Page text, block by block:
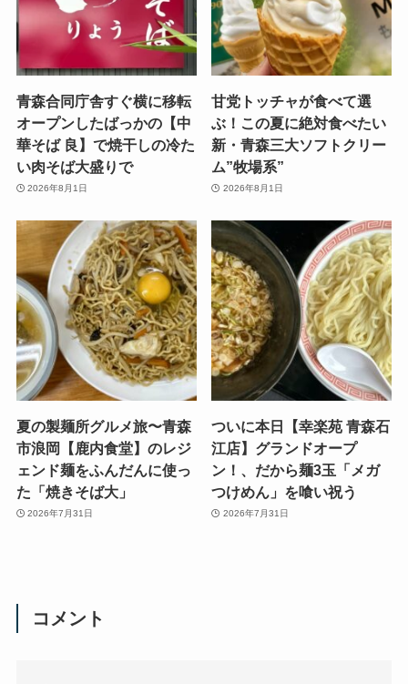
青森合同庁舎すぐ横に移転
オープンしたばっかの【中
華そば 良】で焼干しの冷た
い肉そば大盛りで
2026年8月1日
甘党トッチャが食べて選
ぶ！この夏に絶対食べたい
新・青森三大ソフトクリー
ム”牧場系”
2026年8月1日
夏の製麺所グルメ旅〜青森
市浪岡【鹿内食堂】のレジ
ェンド麺をふんだんに使っ
た「焼きそば大」
2026年7月31日
ついに本日【幸楽苑 青森石
江店】グランドオープ
ン！、だから麺3玉「メガ
つけめん」を喰い祝う
2026年7月31日
コメント